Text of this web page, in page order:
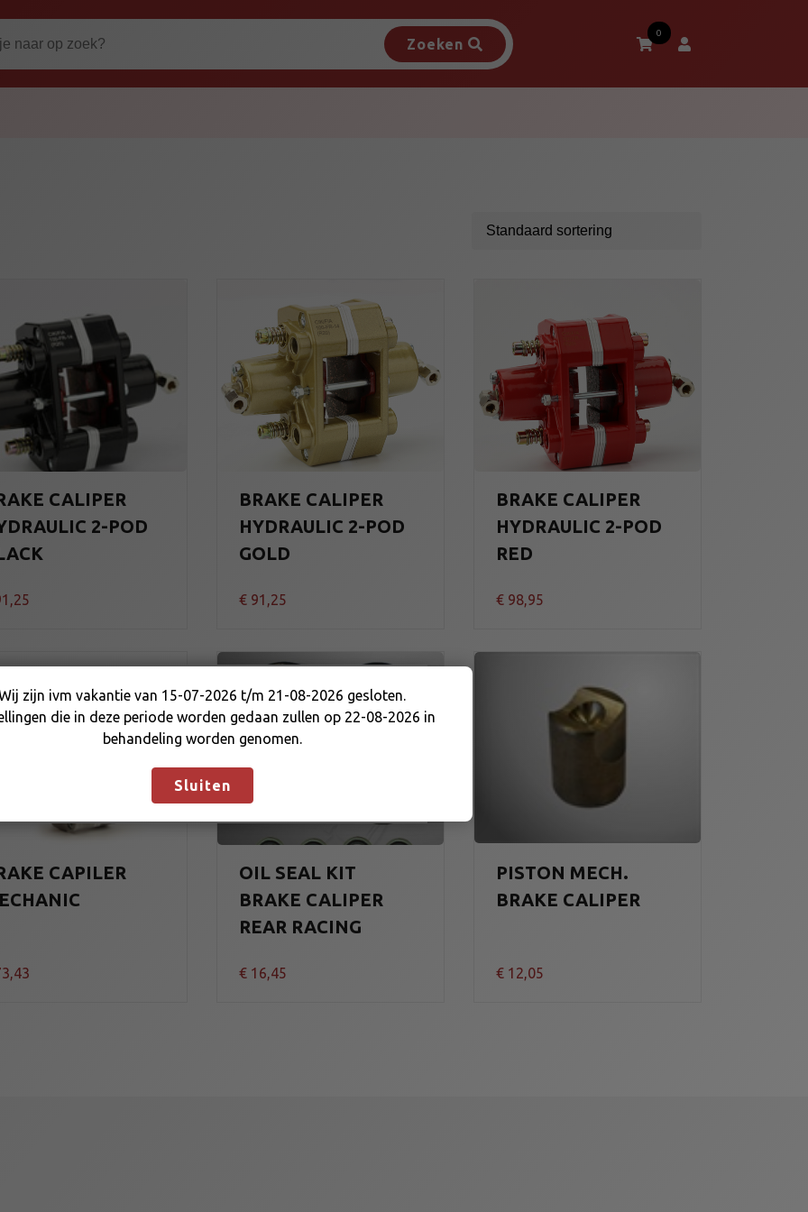
Zoeken
0
CALIPER
2-POD
BRAKE CALIPER
HYDRAULIC 2-POD
GOLD
€ 91,25
BRAKE CALIPER
HYDRAULIC 2-POD
RED
€ 98,95
CAPILER
OIL SEAL KIT
BRAKE CALIPER
REAR RACING
€ 16,45
PISTON MECH.
BRAKE CALIPER
€ 12,05
Wij zijn ivm vakantie van 15-07-2026 t/m 21-08-2026
gesloten. Bestellingen die in deze periode worden gedaan
zijn ivm vakantie van 15-07-2026 t/m 21-08-2026 gesloten.
die in deze periode worden gedaan zullen op 22-08-2026 in
behandeling worden genomen.
Sluiten